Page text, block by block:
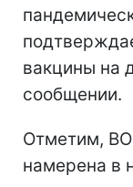
вакцины на
сообщении.
Отметим,
намерена в